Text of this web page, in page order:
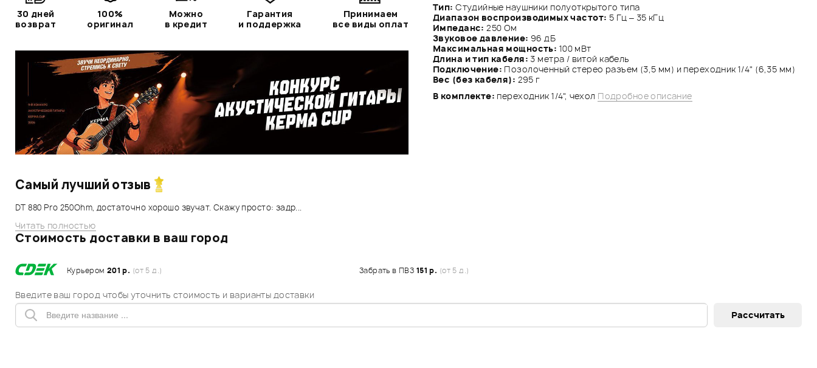
Тип: Cтудийные наушники полуоткрытого типа
Диапазон воспроизводимых частот: 5 Гц – 35 кГц
Импеданс: 250 Ом
Звуковое давление: 96 дБ
Максимальная мощность: 100 мВт
Длина и тип кабеля: 3 метра / витой кабель
Подключение: Позолоченный стерео разъем (3,5 мм) и переходник 1/4" (6,35 мм)
Вес (без кабеля): 295 г
В комплекте: переходник 1/4", чехол Подробное описание
30 дней
возврат
100%
оригинал
Можно
в кредит
Гарантия
и поддержка
Принимаем
все виды оплат
Самый лучший отзыв
DT 880 Pro 250Ohm, достаточно хорошо звучат. Скажу просто: задр...
Читать полностью
Стоимость доставки в ваш город
Курьером 201 р. (от 5 д.) Забрать в ПВЗ 151 р. (от 5 д.)
Введите ваш город чтобы уточнить стоимость и варианты доставки